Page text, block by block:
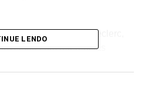
de conteúdo, Xavier Leclerc,
com referências
das pessoas e das
LENDO